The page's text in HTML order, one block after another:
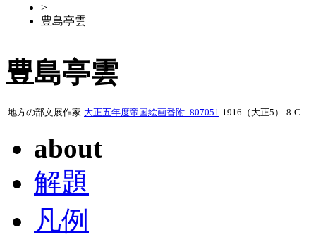
>
豊島亭雲
豊島亭雲
地方の部文展作家 大正五年度帝国絵画番附_807051 1916（大正5） 8-C
about
解題
凡例